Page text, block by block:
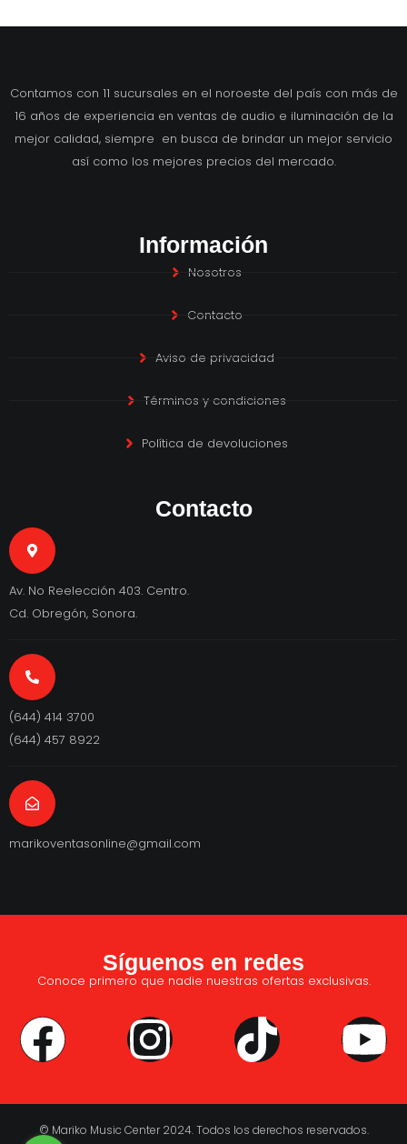
Contamos con 11 sucursales en el noroeste del país con más de
16 años de experiencia en ventas de audio e iluminación de la
mejor calidad, siempre en busca de brindar un mejor servicio
así como los mejores precios del mercado.
Información
Nosotros
Contacto
Aviso de privacidad
Términos y condiciones
Política de devoluciones
Contacto
Av. No Reelección 403. Centro.
Cd. Obregón, Sonora.
(644) 414 3700
(644) 457 8922
marikoventasonline@gmail.com
Síguenos en redes
Conoce primero que nadie nuestras ofertas exclusivas.
© Mariko Music Center 2024. Todos los derechos reservados.